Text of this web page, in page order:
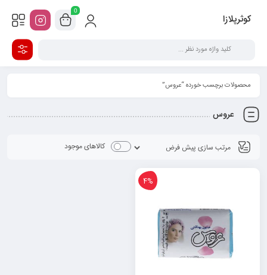
کوثرپلازا
0
محصولات برچسب خورده “عروس”
عروس
کالاهای موجود
4%